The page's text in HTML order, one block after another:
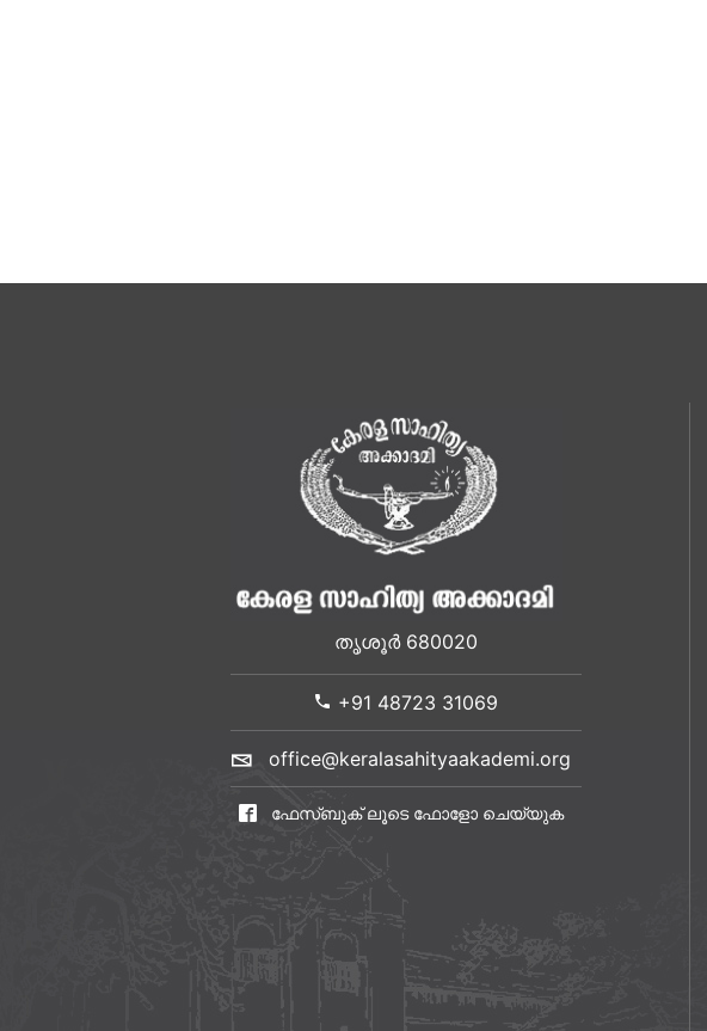
തൃശൂർ 680020
+91 48723 31069
office@keralasahityaakademi.org
ഫേസ്ബുക് ലൂടെ ഫോളോ ചെയ്യുക